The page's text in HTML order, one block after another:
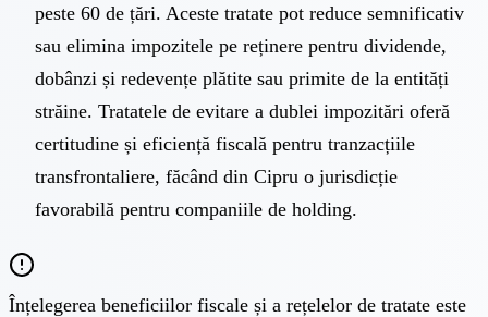
peste 60 de țări. Aceste tratate pot reduce semnificativ
sau elimina impozitele pe reținere pentru dividende,
dobânzi și redevențe plătite sau primite de la entități
străine. Tratatele de evitare a dublei impozitări oferă
certitudine și eficiență fiscală pentru tranzacțiile
transfrontaliere, făcând din Cipru o jurisdicție
favorabilă pentru companiile de holding.
Înțelegerea beneficiilor fiscale și a rețelelor de tratate este